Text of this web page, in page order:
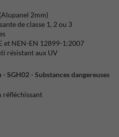
2mm)
de classe 1, 2 ou 3
et NEN-EN 12899-1:2007
résistant aux UV
SGH02 - Substances dangereuses
réfléchissant